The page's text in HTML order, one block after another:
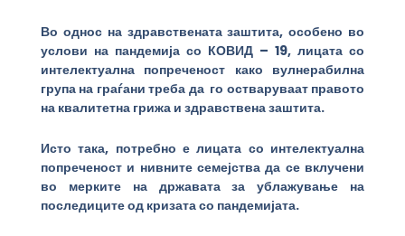
Во однос на здравствената заштита, особено во
услови на пандемија со КОВИД – 19, лицата со
интелектуална попреченост како вулнерабилна
група на граѓани треба да го остваруваат правото
на квалитетна грижа и здравствена заштита.
Исто така, потребно е лицата со интелектуална
попреченост и нивните семејства да се вклучени
во мерките на државата за ублажување на
последиците од кризата со пандемијата.